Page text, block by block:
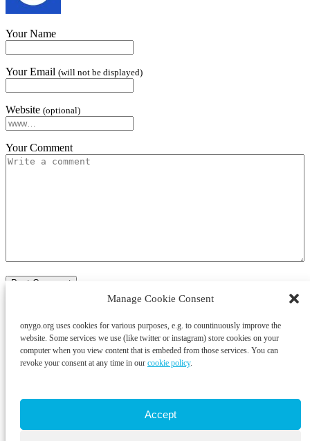
Your Name
Your Email (will not be displayed)
Website (optional)
Your Comment
Martin Gude on LinkedIn
@ma6 on Mastodon
@martingude on instagram
Martin Gude on Slideshare
Manage Cookie Consent
onygo.org uses cookies for various purposes, e.g. to countinuously improve the
website. Some services we use (like twitter or instagram) store cookies on your
computer when you view content that is embeded from those services. You can
revoke your consent at any time in our cookie policy.
Accept